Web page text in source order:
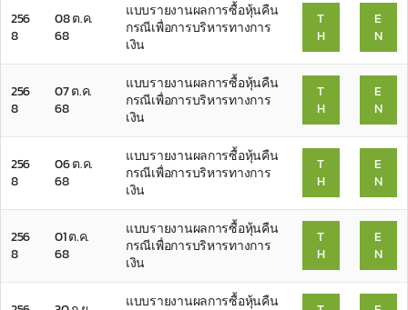
256
8
08 ต.ค.
68
แบบรายงานผลการซื้อหุ้นคืน
กรณีเพื่อการบริหารทางการ
เงิน
T
H
E
N
256
8
07 ต.ค.
68
แบบรายงานผลการซื้อหุ้นคืน
กรณีเพื่อการบริหารทางการ
เงิน
T
H
E
N
256
8
06 ต.ค.
68
แบบรายงานผลการซื้อหุ้นคืน
กรณีเพื่อการบริหารทางการ
เงิน
T
H
E
N
256
8
01 ต.ค.
68
แบบรายงานผลการซื้อหุ้นคืน
กรณีเพื่อการบริหารทางการ
เงิน
T
H
E
N
แบบรายงานผลการซื้อหุ้นคืน